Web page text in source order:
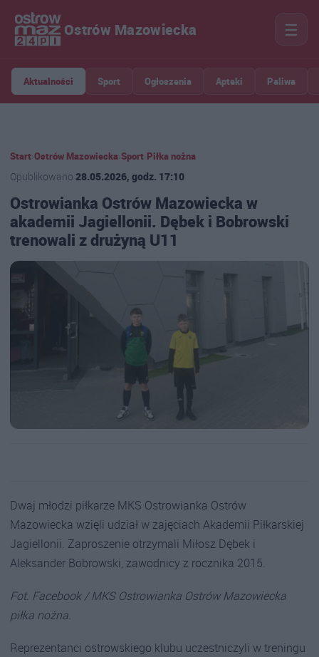
Ostrów Mazowiecka ☰
Aktualności Sport Ogłoszenia Apteki Paliwa
Start Ostrów Mazowiecka Sport Piłka nożna
Opublikowano 28.05.2026, godz. 17:10
Ostrowianka Ostrów Mazowiecka w
akademii Jagiellonii. Dębek i Bobrowski
trenowali z drużyną U11
Dwaj młodzi piłkarze MKS Ostrowianka Ostrów
Mazowiecka wzięli udział w zajęciach Akademii Piłkarskiej
Jagiellonii. Zaproszenie otrzymali Miłosz Dębek i
Aleksander Bobrowski, zawodnicy z rocznika 2015.
Fot. Facebook / MKS Ostrowianka Ostrów Mazowiecka
piłka nożna.
Reprezentanci ostrowskiego klubu uczestniczyli w treningu